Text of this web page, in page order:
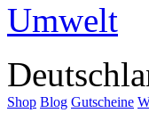
Shop Blog Gutscheine